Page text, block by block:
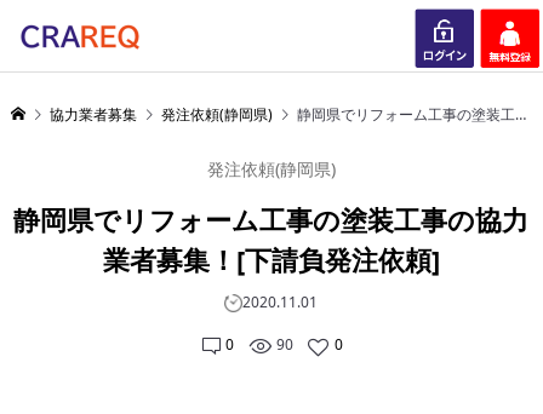
ログイン 会員登録
協力業者募集 発注依頼(静岡県) 静岡県でリフォーム工事の塗装工事の協力業者募集！[下請負発注依頼]
発注依頼(静岡県)
静岡県でリフォーム工事の塗装工事の協力
業者募集！[下請負発注依頼]
2020.11.01
0 90 0